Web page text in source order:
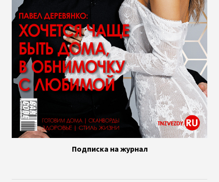
Подписка на журнал